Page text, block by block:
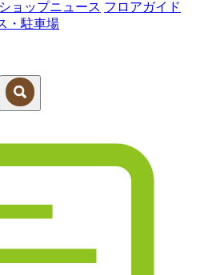
ショップニュース フロアガイド
・駐車場